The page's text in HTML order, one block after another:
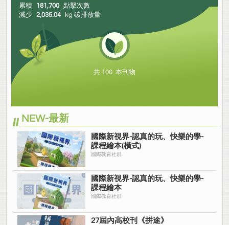
累積 181,700 點擊次數
減少 2,035.04 kg 碳排放量
共 100 本刊物
NEW-最新
國際新視界-認真的玩、快樂的學-
課程繪本(橫式)
國際教育社群
國際新視界-認真的玩、快樂的學-
課程繪本
國際教育社群
27屆內高校刊《拼途》